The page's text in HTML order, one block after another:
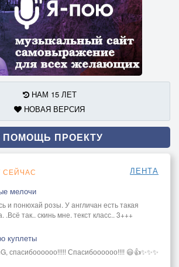
НАМ 15 ЛЕТ
НОВАЯ ВЕРСИЯ
ПОМОЩЬ ПРОЕКТУ
ЛЕНТА
мелочи
и понюхай розы. У англичан есть такая
.Всё так.. скинь мне. текст класс.. 3+++
куплеты
спасибоооооо!!!!! Спасибоооооо!!!! 😃👍✨✨✨